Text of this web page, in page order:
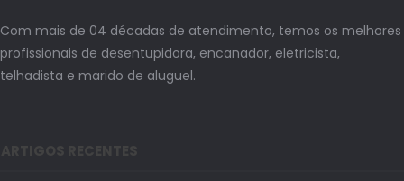
Com mais de 04 décadas de atendimento, temos os melhores
profissionais de desentupidora, encanador, eletricista,
telhadista e marido de aluguel.